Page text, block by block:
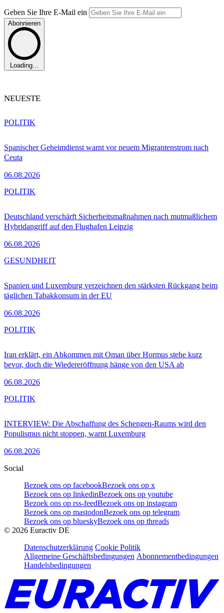
Geben Sie Ihre E-Mail ein
Abonnieren
Loading...
NEUESTE
Spanischer Geheimdienst warnt vor neuem Migrantenstrom nach
Ceuta
06.08.2026
POLITIK
Deutschland verschärft Sicherheitsmaßnahmen nach mutmaßlichem
Hybridangriff auf den Flughafen Leipzig
06.08.2026
POLITIK
Spanien und Luxemburg verzeichnen den stärksten Rückgang beim
täglichen Tabakkonsum in der EU
06.08.2026
GESUNDHEIT
Iran erklärt, ein Abkommen mit Oman über Hormus stehe kurz
bevor, doch die Wiedereröffnung hänge von den USA ab
06.08.2026
POLITIK
INTERVIEW: Die Abschaffung des Schengen-Raums wird den
Populismus nicht stoppen, warnt Luxemburg
06.08.2026
POLITIK
Social
Bezoek ons op facebookBezoek ons op x
Bezoek ons op linkedinBezoek ons op youtube
Bezoek ons op rss-feedBezoek ons op instagram
Bezoek ons op mastodonBezoek ons op telegram
Bezoek ons op blueskyBezoek ons op threads
© 2026 Euractiv DE
Datenschutzerklärung Cookie Politik
Allgemeine Geschäftsbedingungen Abonnementbedingungen
Handelsbedingungen